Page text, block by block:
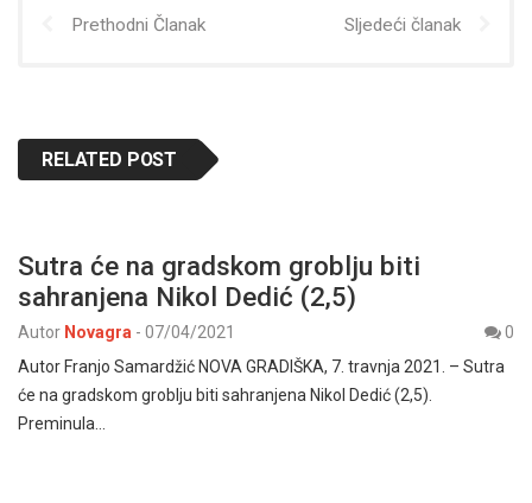
Prethodni Članak Sljedeći članak
RELATED POST
Sutra će na gradskom groblju biti
sahranjena Nikol Dedić (2,5)
Autor Novagra - 07/04/2021
0
Autor Franjo Samardžić NOVA GRADIŠKA, 7. travnja 2021. – Sutra
će na gradskom groblju biti sahranjena Nikol Dedić (2,5).
Preminula…